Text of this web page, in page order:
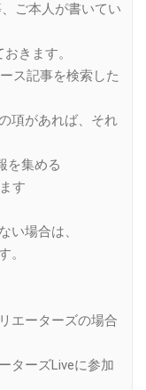
ご本人が書いてい
きます。
ス記事を検索した
項があれば、それ
を集める
す
い場合は、
。
エーターズの場合
ターズLiveに参加